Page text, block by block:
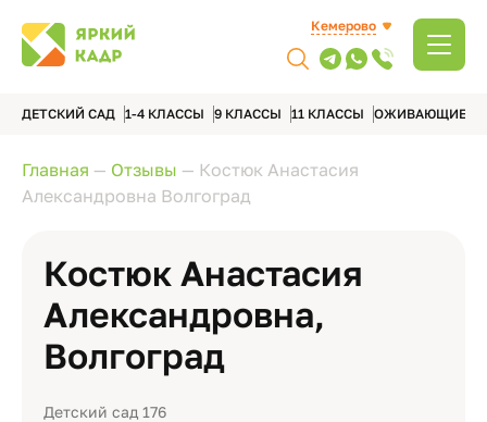
Кемерово
ДЕТСКИЙ САД 1-4 КЛАССЫ 9 КЛАССЫ 11 КЛАССЫ ОЖИВАЮЩИЕ
Главная — Отзывы — Костюк Анастасия
Александровна Волгоград
Костюк Анастасия
Александровна,
Волгоград
Детский сад 176